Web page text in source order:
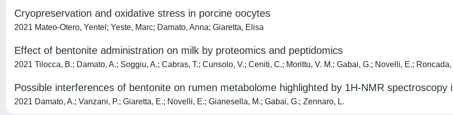
Cryopreservation and oxidative stress in porcine oocytes
2021 Mateo-Otero, Yentel; Yeste, Marc; Damato, Anna; Giaretta, Elisa
Effect of bentonite administration on milk by proteomics and peptidomics
2021 Tilocca, B.; Damato, A.; Soggiu, A.; Cabras, T.; Cunsolo, V.; Ceniti, C.; Morittu, V. M.; Gabai, G.; Novelli, E.; Roncada,
Possible interferences of bentonite on rumen metabolome highlighted by 1H-NMR spectroscopy
2021 Damato, A.; Vanzani, P.; Giaretta, E.; Novelli, E.; Gianesella, M.; Gabai, G.; Zennaro, L.